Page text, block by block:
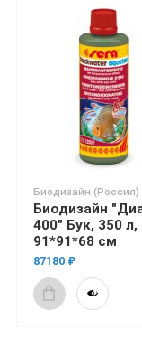
Биодизайн (Россия)
Биодизайн
400" Бук, 350 л,
91*91*68 см
87180 ₽